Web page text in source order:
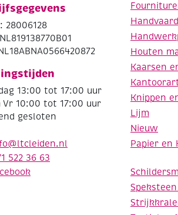
28006128
13:00 tot 17:00 uur
Vr 10:00 tot 17:00 uur
gesloten
522 36 63
Houten
Kaarsen
Knippen
Lijm
Nieuw
Papier en